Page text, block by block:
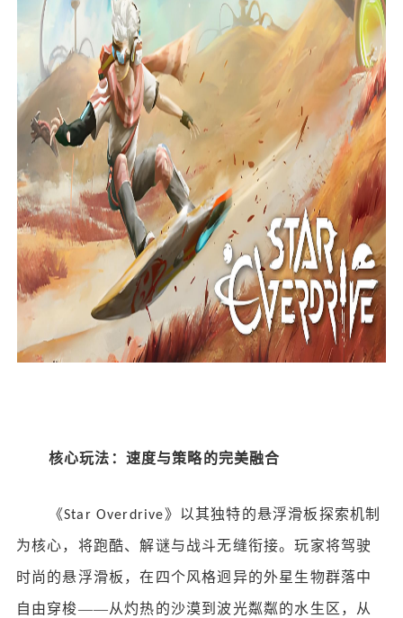
核心玩法：速度与策略的完美融合
《Star Overdrive》以其独特的悬浮滑板探索机制
为核心，将跑酷、解谜与战斗无缝衔接。玩家将驾驶
时尚的悬浮滑板，在四个风格迥异的外星生物群落中
自由穿梭——从灼热的沙漠到波光粼粼的水生区，从